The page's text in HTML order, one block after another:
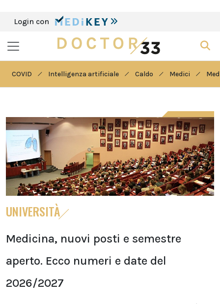
Login con
COVID Intelligenza artificiale Caldo Medici
UNIVERSITÀ
Medicina, nuovi posti e semestre
aperto. Ecco numeri e date del
2026/2027